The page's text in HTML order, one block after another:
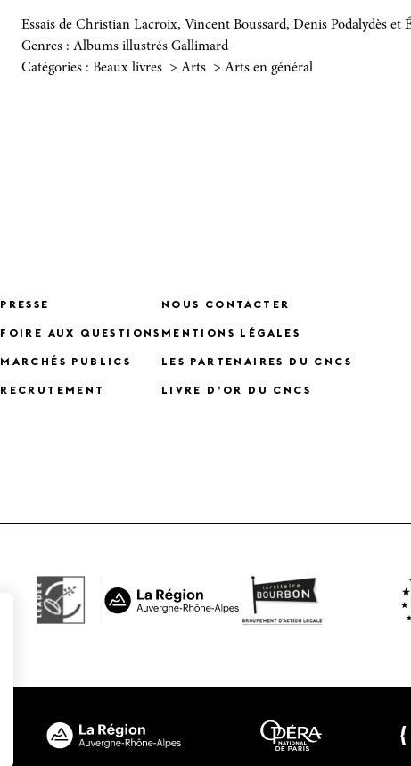
Essais de Christian Lacroix, Vincent Boussard, Denis Podalydès et
Genres : Albums illustrés Gallimard
Catégories : Beaux livres > Arts > Arts en général
PRESSE
FOIRE AUX QUESTIONS
MARCHÉS PUBLICS
RECRUTEMENT
NOUS CONTACTER
MENTIONS LÉGALES
LES PARTENAIRES DU CNCS
LIVRE D’OR DU CNCS